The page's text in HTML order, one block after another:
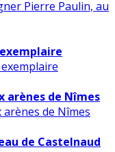
arènes de Nîmes
de Castelnaud